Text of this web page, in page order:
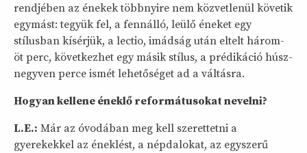
rendjében az énekek többnyire nem közvetlenül követik
egymást: tegyük fel, a fennálló, leülő éneket egy
stílusban kísérjük, a lectio, imádság után eltelt három-
öt perc, következhet egy másik stílus, a prédikáció húsz-
negyven perce ismét lehetőséget ad a váltásra.
Hogyan kellene éneklő reformátusokat nevelni?
L.E.: Már az óvodában meg kell szerettetni a
gyerekekkel az éneklést, a népdalokat, az egyszerű